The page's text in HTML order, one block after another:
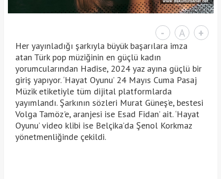
- A +
Her yayınladığı şarkıyla büyük başarılara imza
atan Türk pop müziğinin en güçlü kadın
yorumcularından Hadise, 2024 yaz ayına güçlü bir
giriş yapıyor. ‘Hayat Oyunu’ 24 Mayıs Cuma Pasaj
Müzik etiketiyle tüm dijital platformlarda
yayımlandı. Şarkının sözleri Murat Güneş’e, bestesi
Volga Tamöz'e, aranjesi ise Esad Fidan’ ait. ‘Hayat
Oyunu’ video klibi ise Belçika’da Şenol Korkmaz
yönetmenliğinde çekildi.